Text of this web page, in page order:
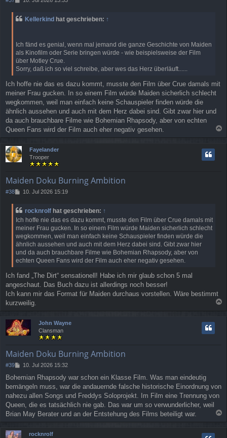
i
t
g
Kellerkind hat geschrieben: ↑
Ich fänd es genial, wenn mal jemand die ganze Geschichte von Maiden
als Kinofilm oder Serie bringen würde - wie beispielsweise der Film
über Motley Crue.
Sorry, daß ich so viel schreibe, aber wes das Herz überläuft......
Ich hoffe nie das es dazu kommt, musste den Film über Crue damals mit
meiner Frau gucken. In so einem Film würde Maiden sicherlich schlecht
wegkommen, weil man einfach keine Schauspieler finden würde die
ähnlich aussehen und auch mit dem Herz dabei sind. Gibt zwar hier und
da auch brauchbare Filme wie Bohemian Rhapsody, aber von echten
Queen Fans wird der Film auch eher negativ gesehen.
a
Fayelander
Trooper
Maiden Doku Burning Ambition
#38
B
i
t
r
a
g
10. Jul 2026 15:19
rocknrolf hat geschrieben: ↑
Ich hoffe nie das es dazu kommt, musste den Film über Crue damals mit
meiner Frau gucken. In so einem Film würde Maiden sicherlich schlecht
wegkommen, weil man einfach keine Schauspieler finden würde die
ähnlich aussehen und auch mit dem Herz dabei sind. Gibt zwar hier
und da auch brauchbare Filme wie Bohemian Rhapsody, aber von
echten Queen Fans wird der Film auch eher negativ gesehen.
Ich fand „The Dirt“ sensationell! Habe ich mir glaub schon 5 mal
angeschaut. Das Buch dazu ist allerdings noch besser!
Ich kann mir das Format für Maiden durchaus vorstellen. Wäre bestimmt
kurzweilig.
John Wayne
Clansman
Maiden Doku Burning Ambition
#39
B
i
t
r
a
g
10. Jul 2026 15:32
Bohemian Rhapsody war schon ein Klasse Film. Was man eindeutig
bemängeln muss, war die andauernde falsche historische Einordnung von
nahezu allen Songs und Freddys Soloprojekt. Im Film eine Trennung von
Queen, die es tatsächlich nie gab. Das war um so verwunderlicher, weil
Brian May Berater und an der Entstehung des Films beteiligt war.
a
rocknrolf